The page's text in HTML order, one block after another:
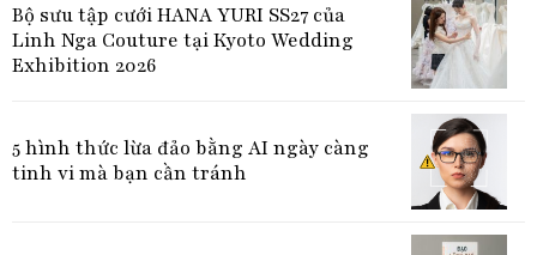
Bộ sưu tập cưới HANA YURI SS27 của
Linh Nga Couture tại Kyoto Wedding
Exhibition 2026
5 hình thức lừa đảo bằng AI ngày càng
tinh vi mà bạn cần tránh